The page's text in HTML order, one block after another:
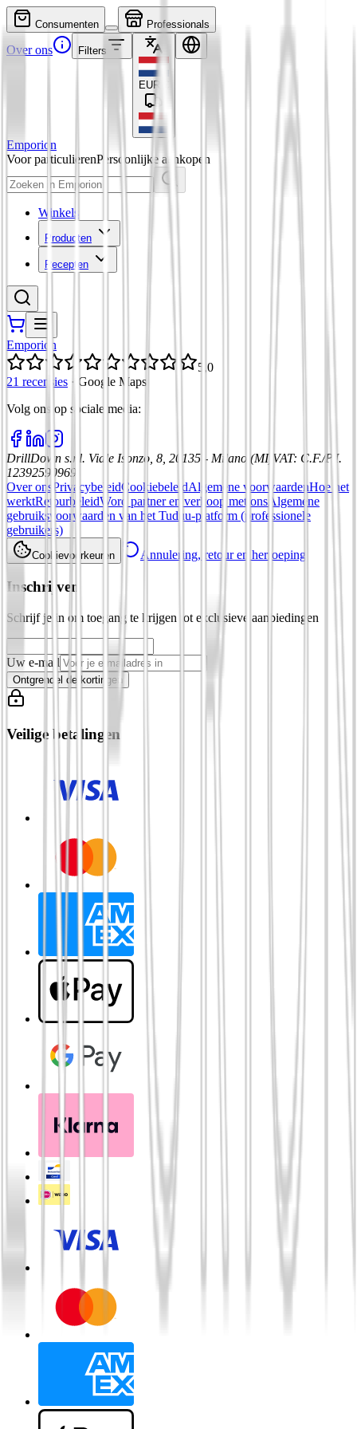
Consumenten Professionals
Over ons Filters
EUR
Emporion
Voor particulierenPersoonlijke aankopen
Winkels
Producten
Recepten
Emporion
5,0
21 recensies · Google Maps
Volg ons op sociale media:
DrillDown s.r.l. Viale Isonzo, 8, 20135 - Milano (MI) VAT: C.F./P.I.
12392590969
Over ons PrivacybeleidCookiebeleidAlgemene voorwaardenHoe het
werktRetourbeleidWord partner en verkoop met ons Algemene
gebruiksvoorwaarden van het Tuduu-platform (professionele
gebruikers)
Cookievoorkeuren Annulering, retour en herroeping
Inschrijven
Schrijf je in om toegang te krijgen tot exclusieve aanbiedingen
Uw e-mail
Ontgrendel de kortingen
Veilige betalingen